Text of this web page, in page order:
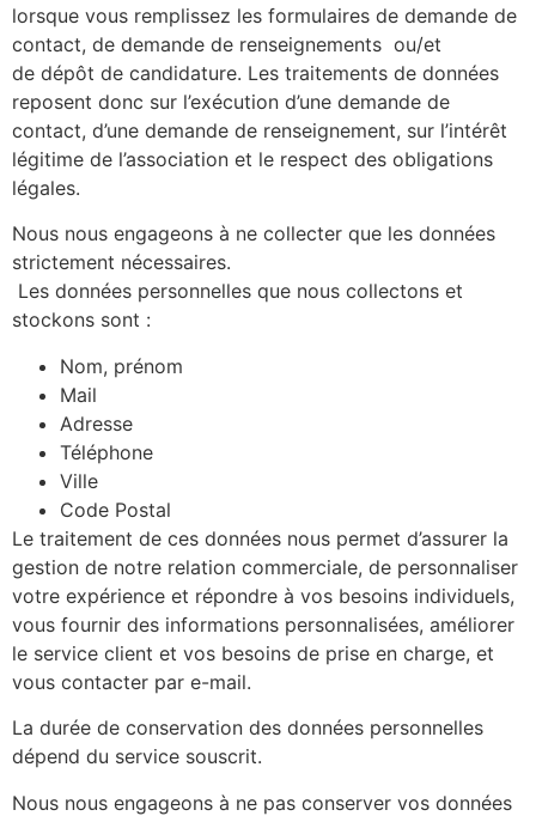
lorsque vous remplissez les formulaires de demande de
contact, de demande de renseignements ou/et
de dépôt de candidature. Les traitements de données
reposent donc sur l’exécution d’une demande de
contact, d’une demande de renseignement, sur l’intérêt
légitime de l’association et le respect des obligations
légales.
Nous nous engageons à ne collecter que les données
strictement nécessaires.
Les données personnelles que nous collectons et
stockons sont :
Nom, prénom
Mail
Adresse
Téléphone
Ville
Code Postal
Le traitement de ces données nous permet d’assurer la
gestion de notre relation commerciale, de personnaliser
votre expérience et répondre à vos besoins individuels,
vous fournir des informations personnalisées, améliorer
le service client et vos besoins de prise en charge, et
vous contacter par e-mail.
La durée de conservation des données personnelles
dépend du service souscrit.
Nous nous engageons à ne pas conserver vos données